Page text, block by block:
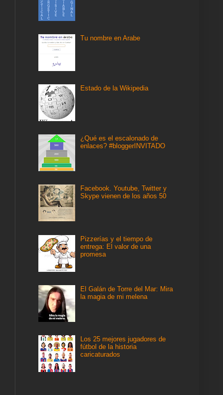
Tu nombre en Arabe
Estado de la Wikipedia
¿Qué es el escalonado de
enlaces? #bloggerINVITADO
Facebook. Youtube, Twitter y
Skype vienen de los años 50
Pizzerías y el tiempo de
entrega: El valor de una
promesa
El Galán de Torre del Mar: Mira
la magia de mi melena
Los 25 mejores jugadores de
fútbol de la historia
caricaturados